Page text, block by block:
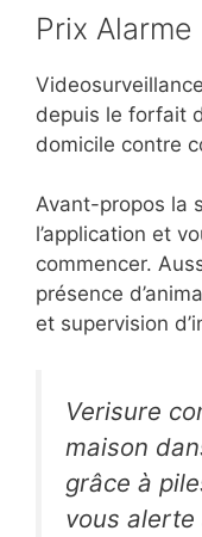
Prix
depuis le forfait
domicile contre
Avant-propos la
l’application et
commencer.
présence
et supervision
Verisure
maison
grâce à
vous